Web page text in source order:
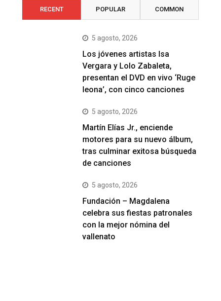
RECENT POPULAR COMMON
5 agosto, 2026
Los jóvenes artistas Isa
Vergara y Lolo Zabaleta,
presentan el DVD en vivo ‘Ruge
leona’, con cinco canciones
5 agosto, 2026
Martín Elías Jr., enciende
motores para su nuevo álbum,
tras culminar exitosa búsqueda
de canciones
5 agosto, 2026
Fundación – Magdalena
celebra sus fiestas patronales
con la mejor nómina del
vallenato